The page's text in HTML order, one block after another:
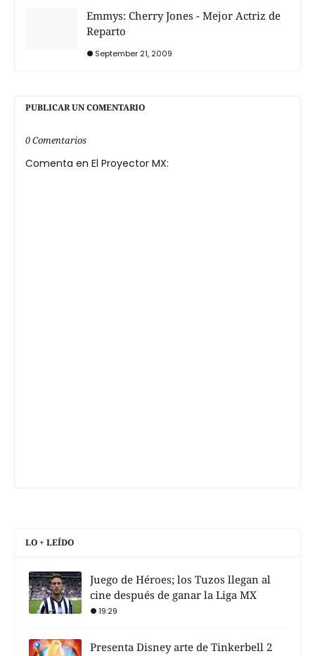
Emmys: Cherry Jones - Mejor Actriz de
Reparto
September 21, 2009
PUBLICAR UN COMENTARIO
0 Comentarios
Comenta en El Proyector MX:
LO + LEÍDO
Juego de Héroes; los Tuzos llegan al
cine después de ganar la Liga MX
19:29
Presenta Disney arte de Tinkerbell 2